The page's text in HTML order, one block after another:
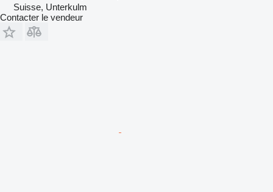
Suisse, Unterkulm
Contacter le vendeur